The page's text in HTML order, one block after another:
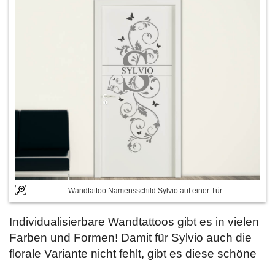
Wandtattoo Namensschild Sylvio auf einer Tür
Individualisierbare Wandtattoos gibt es in vielen
Farben und Formen! Damit für Sylvio auch die
florale Variante nicht fehlt, gibt es diese schöne